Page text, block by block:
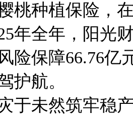
桃种植保险，
年全年，阳光
险保障66.76亿
护航。
未然筑牢稳产